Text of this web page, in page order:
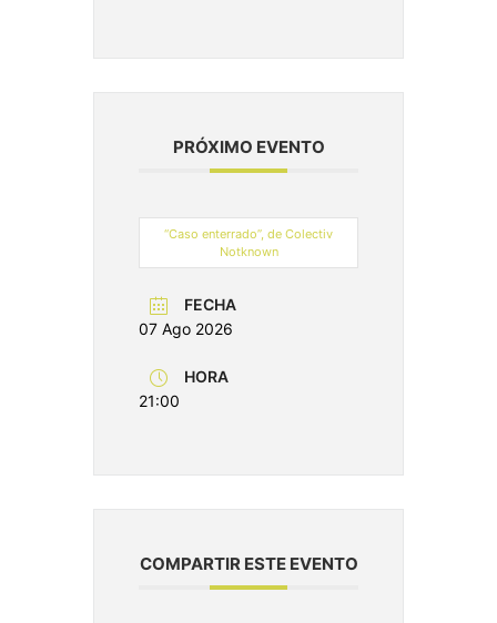
PRÓXIMO EVENTO
“Caso enterrado”, de Colectiv
Notknown
FECHA
07 Ago 2026
HORA
21:00
COMPARTIR ESTE EVENTO